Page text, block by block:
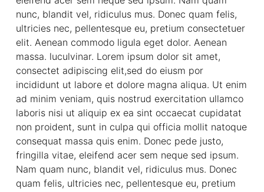
nunc, blandit vel, ridiculus mus. Donec quam felis,
ultricies nec, pellentesque eu, pretium consectetuer
elit. Aenean commodo ligula eget dolor. Aenean
massa. luculvinar. Lorem ipsum dolor sit amet,
consectet adipiscing elit,sed do eiusm por
incididunt ut labore et dolore magna aliqua. Ut enim
ad minim veniam, quis nostrud exercitation ullamco
laboris nisi ut aliquip ex ea sint occaecat cupidatat
non proident, sunt in culpa qui officia mollit natoque
consequat massa quis enim. Donec pede justo,
fringilla vitae, eleifend acer sem neque sed ipsum.
Nam quam nunc, blandit vel, ridiculus mus. Donec
quam felis, ultricies nec, pellentesque eu, pretium